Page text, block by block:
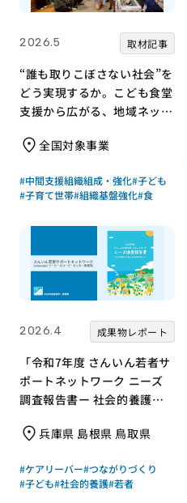
2026.5 取材記事
“誰も取りこぼさない社会”を
どう実現するか。こども食堂
支援から広がる、地域ネット
全国対象事業
#中間支援組織組成・強化#子ども
#子育て世帯#組織基盤強化#食
2026.4 成果物レポート
「令和7年度 さんいん若者サ
ポートネットワーク ニーズ
調査報告書ー 社会的養護の
｜さんいん若者サポートネッ
ワーカーズコープ・センター
事業団）｜成果物レポート
兵庫県 島根県 鳥取県
#ケアリーバー#つながりづくり
#子ども#社会的養護#若者